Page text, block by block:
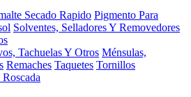
Secado Rapido Pigmento Para
Solventes, Selladores Y Removedores
Tachuelas Y Otros Ménsulas,
Remaches Taquetes Tornillos